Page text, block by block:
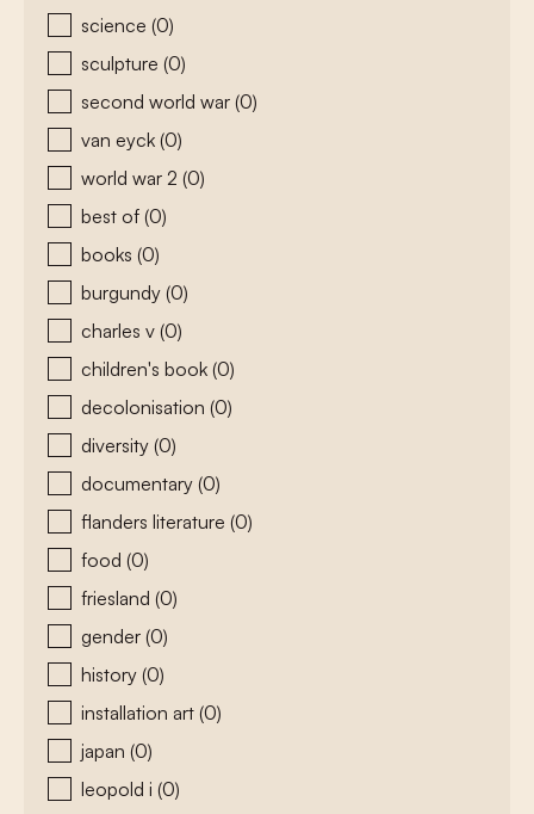
science (0)
sculpture (0)
second world war (0)
van eyck (0)
world war 2 (0)
best of (0)
books (0)
burgundy (0)
charles v (0)
children's book (0)
decolonisation (0)
diversity (0)
documentary (0)
flanders literature (0)
food (0)
friesland (0)
gender (0)
history (0)
installation art (0)
japan (0)
leopold i (0)